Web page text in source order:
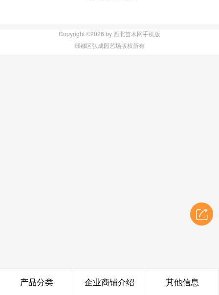
Copyright ©2026 by 西北苗木网手机版
郫都区弘成园艺场版权所有
产品分类 企业商铺介绍 其他信息